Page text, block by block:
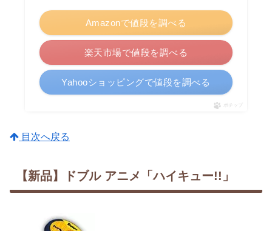
Amazonで値段を調べる
楽天市場で値段を調べる
Yahooショッピングで値段を調べる
ポチップ
目次へ戻る
【新品】ドブル アニメ「ハイキュー!!」